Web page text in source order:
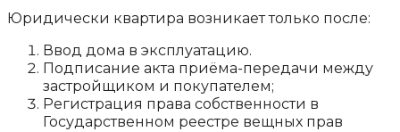
Юридически квартира возникает только после:
Ввод дома в эксплуатацию.
Подписание акта приёма-передачи между
застройщиком и покупателем;
Регистрация права собственности в
Государственном реестре вещных прав